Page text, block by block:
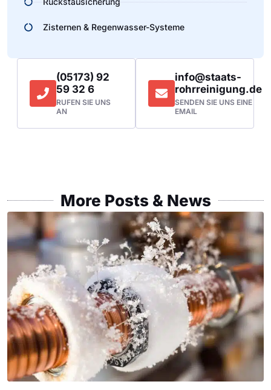
Zisternen & Regenwasser-Systeme
(05173) 92
59 32 6
RUFEN SIE UNS
AN
info@staats-
rohrreinigung.de
SENDEN SIE UNS EINE
EMAIL
More Posts & News